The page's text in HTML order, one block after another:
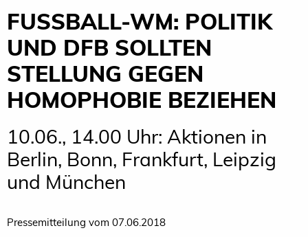
FUSSBALL-WM: POLITIK U
ND DFB SOLLTEN S
TELLUNG GEGEN H
OMOPHOBIE BEZIEHEN
10.06., 14.00 Uhr: Aktionen in
Berlin, Bonn, Frankfurt, Leipzig
und München
Pressemitteilung vom 07.06.2018